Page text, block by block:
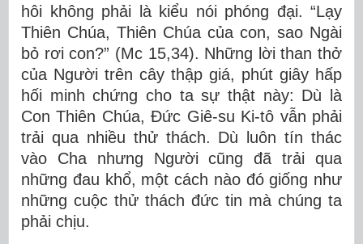
hôi không phải là kiểu nói phóng đại. “Lạy
Thiên Chúa, Thiên Chúa của con, sao Ngài
bỏ rơi con?” (Mc 15,34). Những lời than thở
của Người trên cây thập giá, phút giây hấp
hối minh chứng cho ta sự thật này: Dù là
Con Thiên Chúa, Đức Giê-su Ki-tô vẫn phải
trải qua nhiều thử thách. Dù luôn tín thác
vào Cha nhưng Người cũng đã trải qua
những đau khổ, một cách nào đó giống như
những cuộc thử thách đức tin mà chúng ta
phải chịu.